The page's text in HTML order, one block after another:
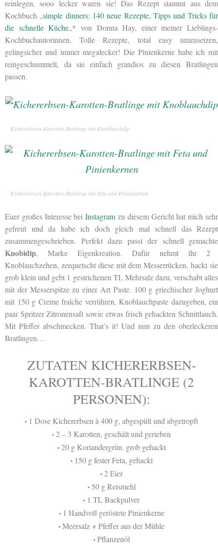
reinlegen, sooo lecker waren sie! Das Rezept stammt aus dem
Kochbuch „simple dinners: 140 neue Rezepte, Tipps und Tricks für
die schnelle Küche„* von Donna Hay, einer meiner Lieblings-
Kochbuchautorinnen. Tolle Rezepte, total easy umzusetzen,
gelingsicher und immer megalecker! Die Pinienkerne habe ich mit
reingeschummelt, da sie einfach grandios zu diesen Bratlingen
passen.
Kichererbsen-Karotten-Bratlinge mit Knoblauchdip
Kichererbsen-Karotten-Bratlinge mit Feta und Pinienkernen
Euer großes Interesse beiInstagram zu diesem Gericht hat mich sehr
gefreut und da habe ich doch gleich mal schnell das Rezept
zusammengeschrieben. Perfekt dazu passt der schnell gemachte
Knobidip, Marke Eigenkreation. Dafür nehmt ihr 2
Knoblauchzehen, zerquetscht diese mit dem Messerrücken, hackt sie
grob klein und gebt 1 gestrichenen TL Mehrsalz dazu, verschabt alles
mit der Messerspitze zu einer Art Paste. 100 g griechischer Joghurt
mit 150 g Creme fraîche verrühren, Knoblauchpaste dazugeben, ein
paar Spritzer Zitronensaft sowie etwas frisch gehackten Schnittlauch.
Mit Pfeffer abschmecken. That’s it! Und nun zu den oberleckeren
Bratlingen…
ZUTATEN KICHERERBSEN-
KAROTTEN-BRATLINGE (2
PERSONEN):
• 1 Dose Kichererbsen à 400 g, abgespült und abgetropft
• 2 – 3 Karotten, geschält und gerieben
•20 g Koriandergrün. grob gehackt
•150 g fester Feta, gehackt
• 2 Eier
•50 g Reismehl
• 1 TL Backpulver
•1 Handvoll geröstete Pinienkerne
• Meersalz + Pfeffer aus der Mühle
•Pflanzenöl